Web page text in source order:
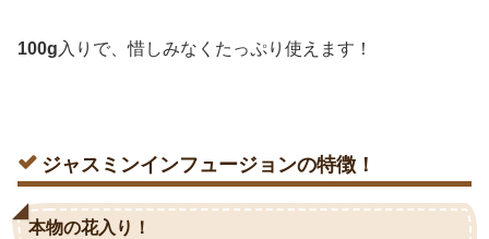
100g 入りで、惜しみなくたっぷり使えます！
ジャスミンインフュージョンの特徴！
本物の花入り！